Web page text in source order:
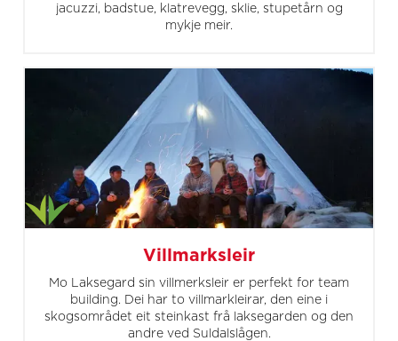
jacuzzi, badstue, klatrevegg, sklie, stupetårn og
mykje meir.
Villmarksleir
Mo Laksegard sin villmerksleir er perfekt for team
building. Dei har to villmarkleirar, den eine i
skogsområdet eit steinkast frå laksegarden og den
andre ved Suldalslågen.